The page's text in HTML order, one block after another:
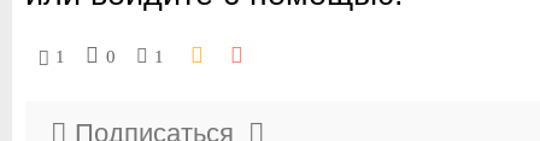
1 0 1
Подписаться